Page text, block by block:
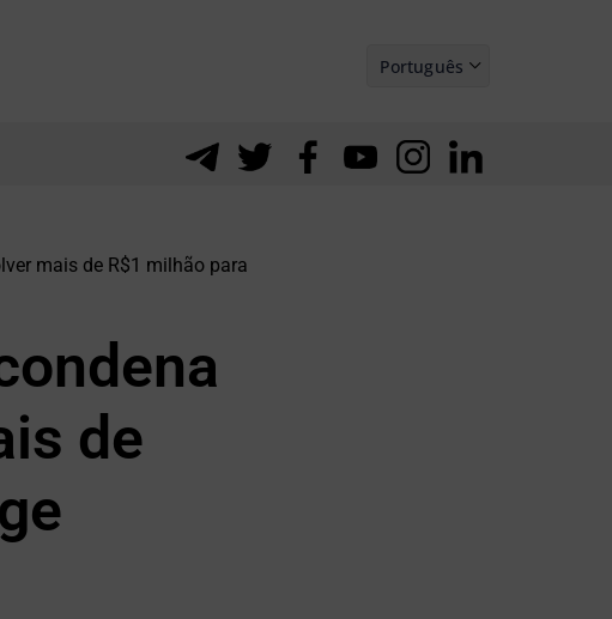
Português
mais de R$1 milhão para
de